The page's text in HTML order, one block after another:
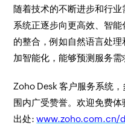
随着技术的不断进步和行
系统正逐步向更高效、智
的整合，例如自然语言处
加智能化，能够预测服务需
Zoho Desk 客户服务系统
围内广受赞誉。欢迎免费体
出处:www.zoho.com.cn/